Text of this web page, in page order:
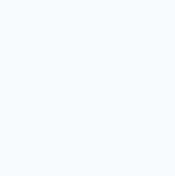
do Ensino